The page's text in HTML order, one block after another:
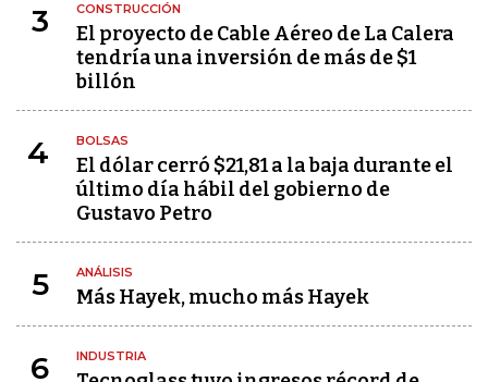
3 CONSTRUCCIÓN
El proyecto de Cable Aéreo de La Calera
tendría una inversión de más de $1
billón
4 BOLSAS
El dólar cerró $21,81 a la baja durante el
último día hábil del gobierno de
Gustavo Petro
5 ANÁLISIS
Más Hayek, mucho más Hayek
6 INDUSTRIA